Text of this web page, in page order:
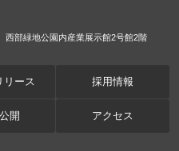
部緑地公園内産業展示館2号館2階
リース 採用情報
開 アクセス